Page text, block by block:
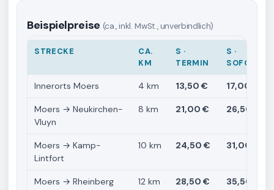
Beispielpreise (ca., inkl. MwSt., unverbindlich)
STRECKE
CA.
KM
S ·
TERMIN
S ·
SOFORT
Innerorts Moers 4 km 13,50 € 17,00 €
Moers → Neukirchen-
Vluyn
8 km 21,00 € 26,50 €
Moers → Kamp-
Lintfort
10 km 24,50 € 31,00 €
Moers → Rheinberg 12 km 28,50 € 35,50 €